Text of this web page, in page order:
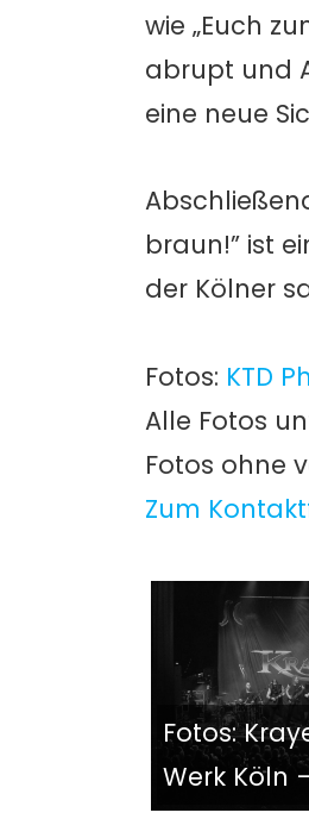
wie „Euch
abrupt und
eine neue
braun!” ist
der Kölner
Fotos: KTD
Alle Fotos
Fotos ohne
Zum
Fotos:
Werk Köln –